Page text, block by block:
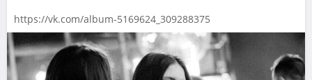
https://vk.com/album-5169624_309288375